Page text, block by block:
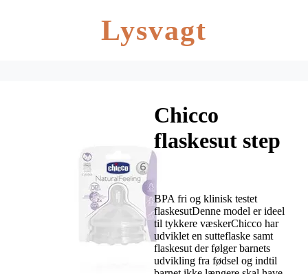
Lysvagt
Chicco
flaskesut step
flow – 2 stk
BPA fri og klinisk testet
flaskesutDenne model er ideel
til tykkere væskerChicco har
udviklet en sutteflaske samt
flaskesut der følger barnets
udvikling fra fødsel og indtil